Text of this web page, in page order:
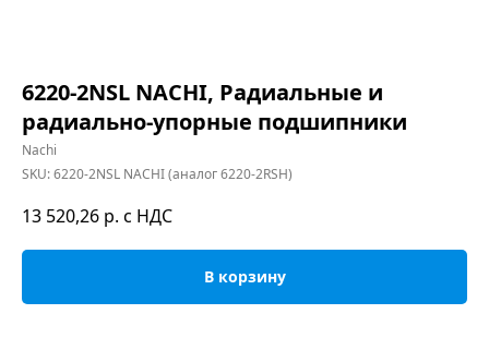
6220-2NSL NACHI, Радиальные и
радиально-упорные подшипники
Nachi
SKU:6220-2NSL NACHI (аналог 6220-2RSH)
13 520,26 р. с НДС
В корзину